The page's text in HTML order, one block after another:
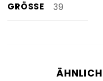
GRÖSSE 39